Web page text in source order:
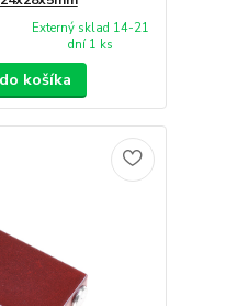
Externý sklad 14-21
dní 1 ks
košíka